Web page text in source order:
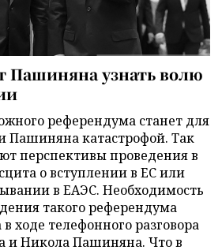
Пашиняна узнать волю
референдума станет для
Пашиняна катастрофой. Так
перспективы проведения в
о вступлении в ЕС или
в ЕАЭС. Необходимость
такого референдума
ходе телефонного разговора
и Никола Пашиняна. Что в